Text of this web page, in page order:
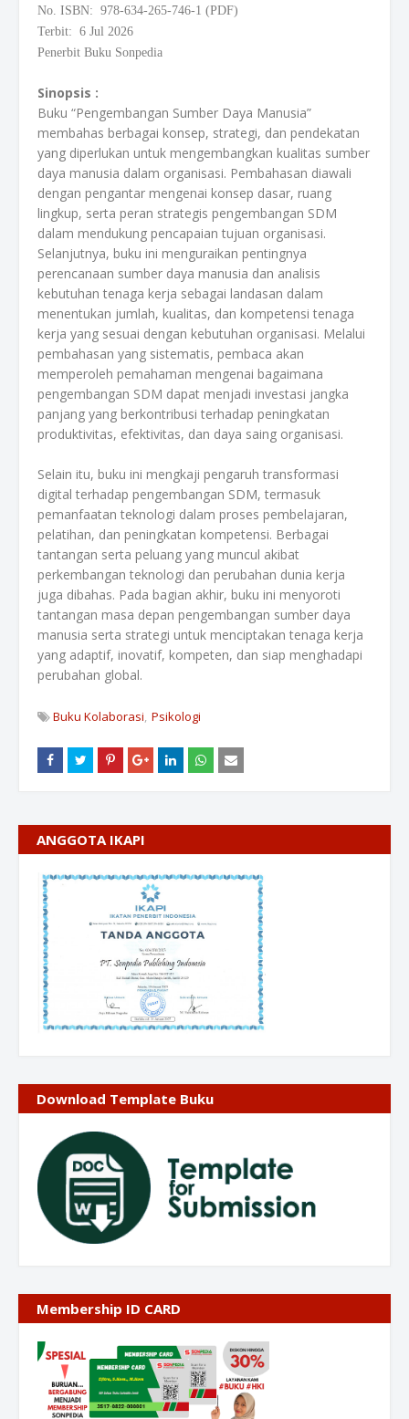
No. ISBN: 978-634-265-746-1 (PDF)
Terbit: 6 Jul 2026
Penerbit Buku Sonpedia
Sinopsis :
Buku “Pengembangan Sumber Daya Manusia”
membahas berbagai konsep, strategi, dan pendekatan
yang diperlukan untuk mengembangkan kualitas sumber
daya manusia dalam organisasi. Pembahasan diawali
dengan pengantar mengenai konsep dasar, ruang
lingkup, serta peran strategis pengembangan SDM
dalam mendukung pencapaian tujuan organisasi.
Selanjutnya, buku ini menguraikan pentingnya
perencanaan sumber daya manusia dan analisis
kebutuhan tenaga kerja sebagai landasan dalam
menentukan jumlah, kualitas, dan kompetensi tenaga
kerja yang sesuai dengan kebutuhan organisasi. Melalui
pembahasan yang sistematis, pembaca akan
memperoleh pemahaman mengenai bagaimana
pengembangan SDM dapat menjadi investasi jangka
panjang yang berkontribusi terhadap peningkatan
produktivitas, efektivitas, dan daya saing organisasi.
Selain itu, buku ini mengkaji pengaruh transformasi
digital terhadap pengembangan SDM, termasuk
pemanfaatan teknologi dalam proses pembelajaran,
pelatihan, dan peningkatan kompetensi. Berbagai
tantangan serta peluang yang muncul akibat
perkembangan teknologi dan perubahan dunia kerja
juga dibahas. Pada bagian akhir, buku ini menyoroti
tantangan masa depan pengembangan sumber daya
manusia serta strategi untuk menciptakan tenaga kerja
yang adaptif, inovatif, kompeten, dan siap menghadapi
perubahan global.
Buku Kolaborasi Psikologi
ANGGOTA IKAPI
Download Template Buku
Membership ID CARD